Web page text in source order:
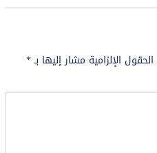
الحقول الإلزامية مشار إليها بـ*